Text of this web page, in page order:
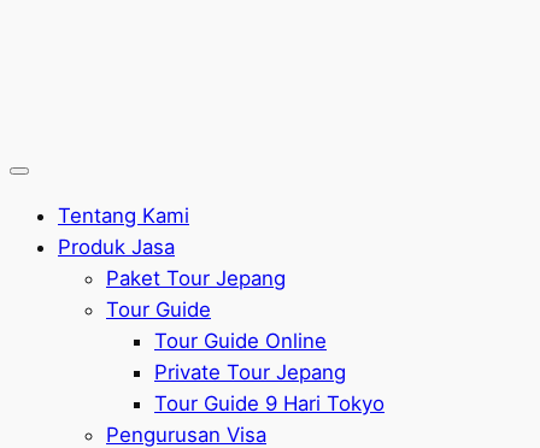
Tentang Kami
Produk Jasa
Paket Tour Jepang
Tour Guide
Tour Guide Online
Private Tour Jepang
Tour Guide 9 Hari Tokyo
Pengurusan Visa